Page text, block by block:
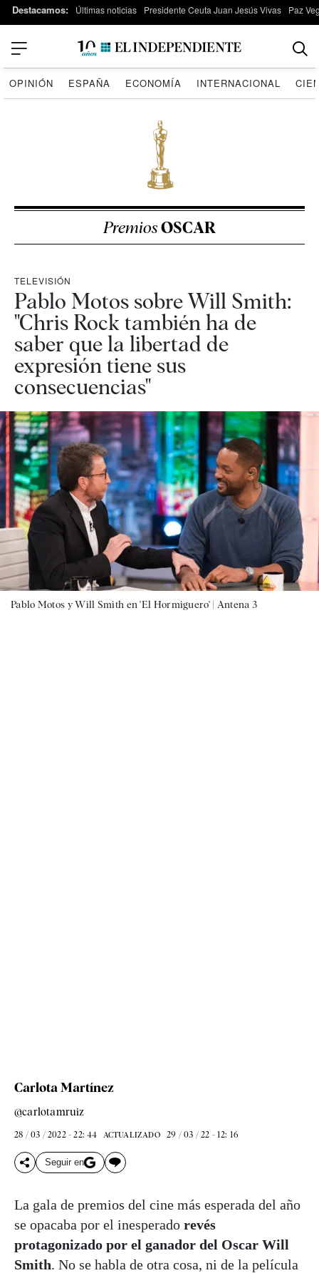
Destacamos: Últimas noticias Presidente Ceuta Juan Jesús Vivas Paz
OPINIÓN ESPAÑA ECONOMÍA INTERNACIONAL
PremiosOSCAR
TELEVISIÓN
Pablo Motos sobre Will Smith:
"Chris Rock también ha de
saber que la libertad de
expresión tiene sus
consecuencias"
Pablo Motos y Will Smith en 'El Hormiguero' | Antena 3
Carlota Martínez
@carlotamruiz
28 / 03 / 2022 - 22: 44 ACTUALIZADO 29 / 03 / 22 - 12: 16
Seguir en
La gala de premios del cine más esperada del año
se opacaba por el inesperado revés
protagonizado por el ganador del Oscar Will
Smith. No se habla de otra cosa, ni de la película